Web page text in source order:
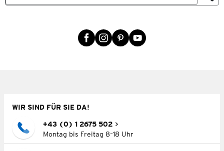
WIR SIND FÜR SIE DA!
+43 (0) 1 2675 502
Montag bis Freitag 8–18 Uhr